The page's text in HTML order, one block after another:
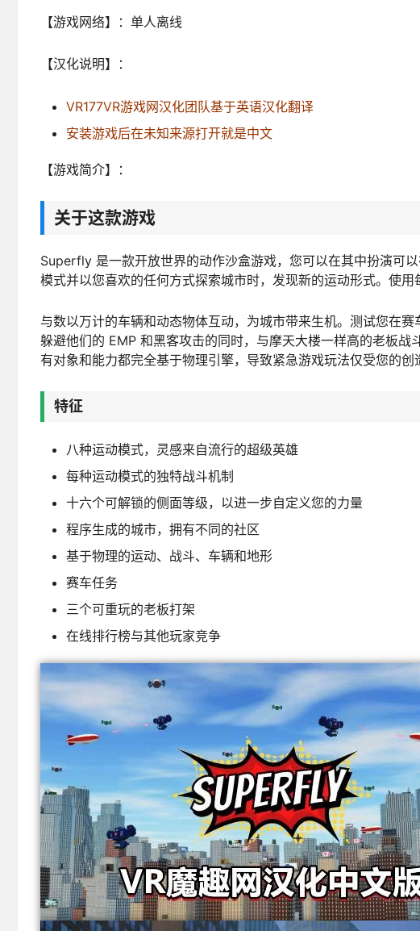
【游戏网络】：单人离线
【汉化说明】：
VR177VR游戏网汉化团队基于英语汉化翻译
安装游戏后在未知来源打开就是中文
【游戏简介】：
关于这款游戏
Superfly 是一款开放世界的动作沙盒游戏，您可以在其中扮演可
模式并以您喜欢的任何方式探索城市时，发现新的运动形式。使用
与数以万计的车辆和动态物体互动，为城市带来生机。测试您在
躲避他们的 EMP 和黑客攻击的同时，与摩天大楼一样高的老板
有对象和能力都完全基于物理引擎，导致紧急游戏玩法仅受您的创
特征
八种运动模式，灵感来自流行的超级英雄
每种运动模式的独特战斗机制
十六个可解锁的侧面等级，以进一步自定义您的力量
程序生成的城市，拥有不同的社区
基于物理的运动、战斗、车辆和地形
赛车任务
三个可重玩的老板打架
在线排行榜与其他玩家竞争